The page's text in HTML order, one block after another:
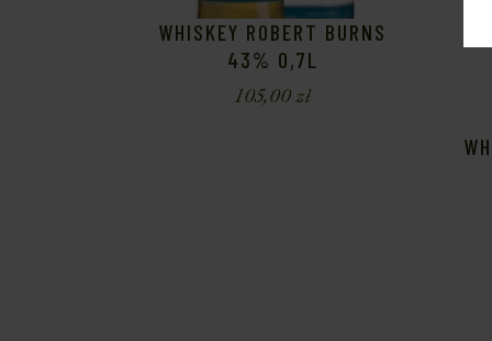
WHISKEY ROBERT BURNS
43% 0,7L
105,00zł